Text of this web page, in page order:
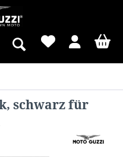
schwarz für